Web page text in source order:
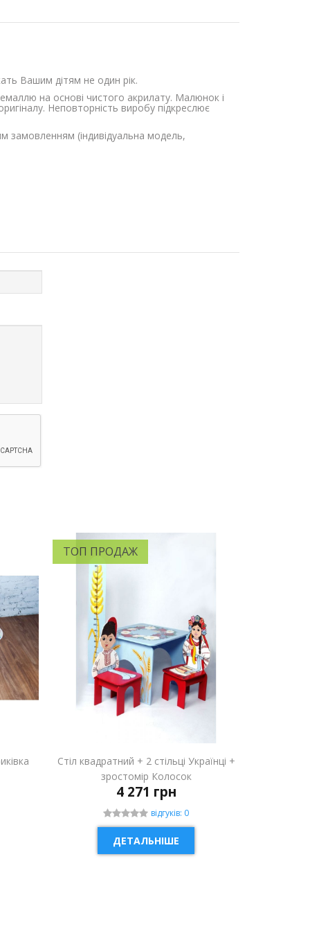
Вашим дітям не один рік.
на основі чистого акрилату. Малюнок і
Неповторність виробу підкреслює
замовленням (індивідуальна модель,
ТОП ПРОДАЖ
Стіл квадратний + 2 стільці Українці +
зростомір Колосок
4 271 грн
відгуків: 0
ДЕТАЛЬНІШЕ